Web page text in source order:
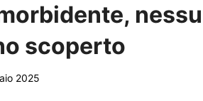
scoperto
2025